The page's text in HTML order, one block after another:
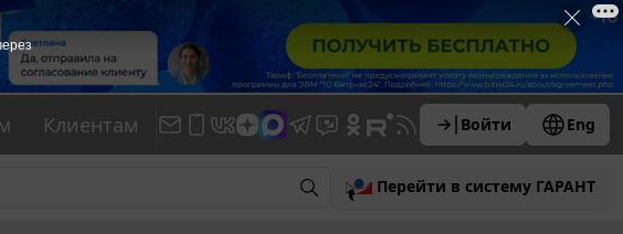
Клиентам Войти Eng
Перейти в систему ГАРАНТ